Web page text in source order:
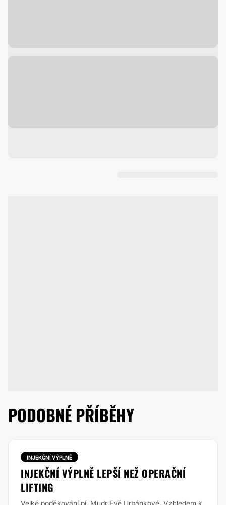
PODOBNÉ PŘÍBĚHY
INJEKČNÍ VÝPLNĚ
INJEKČNÍ VÝPLNĚ LEPŠÍ NEŽ OPERAČNÍ
LIFTING
Velké poděkování pí. Mudr Evě Urbánkové. Vzhledem k